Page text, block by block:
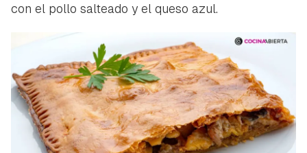
con el pollo salteado y el queso azul.